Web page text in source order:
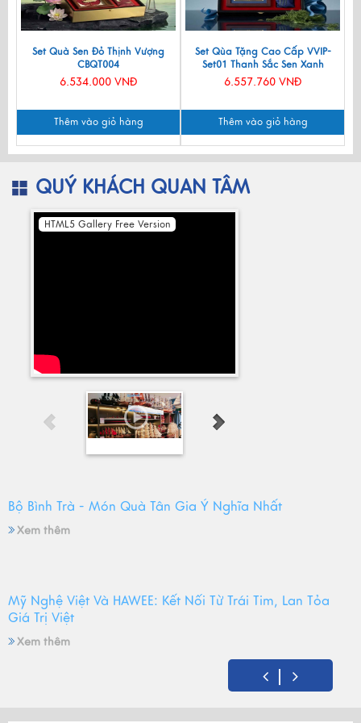
Set Quà Sen Đỏ Thịnh Vượng
CBQT004
6.534.000 VNĐ
Thêm vào giỏ hàng
Set Qùa Tặng Cao Cấp VVIP-
Set01 Thanh Sắc Sen Xanh
6.557.760 VNĐ
Thêm vào giỏ hàng
QUÝ KHÁCH QUAN TÂM
HTML5 Gallery Free Version
Bộ Bình Trà - Món Quà Tân Gia Ý Nghĩa Nhất
Xem thêm
Mỹ Nghệ Việt Và HAWEE: Kết Nối Từ Trái Tim, Lan Tỏa
Giá Trị Việt
Xem thêm